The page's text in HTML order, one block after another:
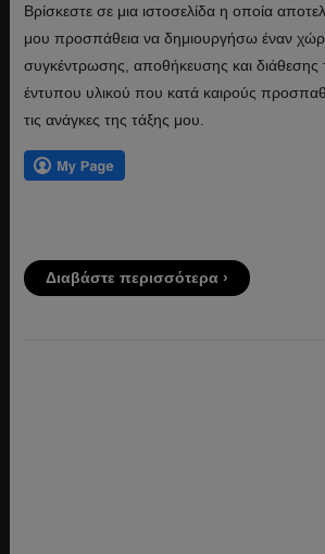
Βρίσκεστε σε μια ιστοσελίδα η οποία
μου προσπάθεια να δημιουργήσω έναν
συγκέντρωσης, αποθήκευσης και διάθεσης
έντυπου υλικού που κατά καιρούς
τις ανάγκες της τάξης μου.
Διαβάστε περισσότερα ›